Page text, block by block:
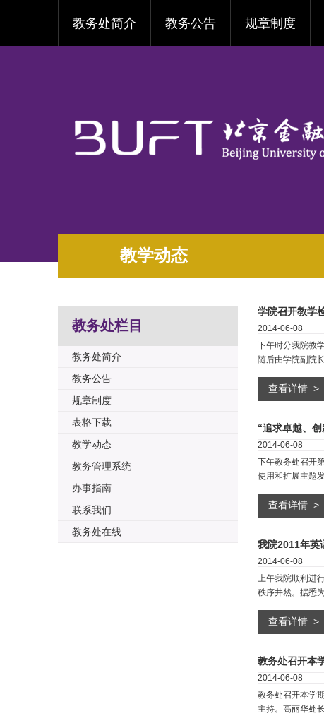
教务处简介 教务公告 规章制度
教学动态
教务处栏目
教务处简介
教务公告
规章制度
表格下载
教学动态
教务管理系统
办事指南
联系我们
教务处在线
学院召开教学
2014-06-08
下午时分我院教
随后由学院副院
查看详情
“追求卓越、
2014-06-08
下午教务处召开
使用和扩展主题
查看详情
我院2011年英
2014-06-08
上午我院顺利进
秩序井然。据悉
查看详情
教务处召开本
2014-06-08
教务处召开本学
主持。高丽华处